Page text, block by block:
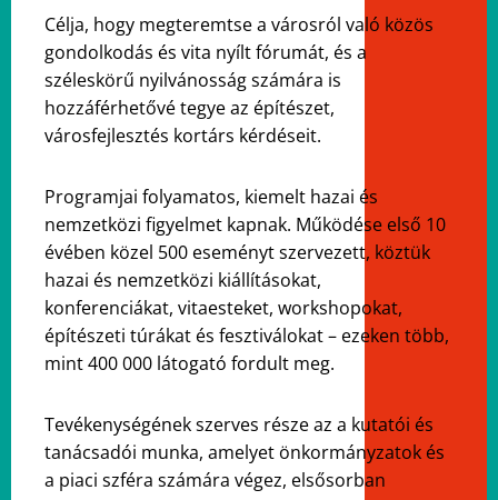
Célja, hogy megteremtse a városról való közös
gondolkodás és vita nyílt fórumát, és a
széleskörű nyilvánosság számára is
hozzáférhetővé tegye az építészet,
városfejlesztés kortárs kérdéseit.
Programjai folyamatos, kiemelt hazai és
nemzetközi figyelmet kapnak. Működése első 10
évében közel 500 eseményt szervezett, köztük
hazai és nemzetközi kiállításokat,
konferenciákat, vitaesteket, workshopokat,
építészeti túrákat és fesztiválokat – ezeken több,
mint 400 000 látogató fordult meg.
Tevékenységének szerves része az a kutatói és
tanácsadói munka, amelyet önkormányzatok és
a piaci szféra számára végez, elsősorban